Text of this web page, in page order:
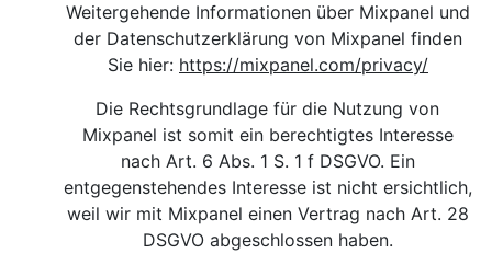
Weitergehende Informationen über Mixpanel und
der Datenschutzerklärung von Mixpanel finden
Sie hier: https://mixpanel.com/privacy/
Die Rechtsgrundlage für die Nutzung von
Mixpanel ist somit ein berechtigtes Interesse
nach Art. 6 Abs. 1 S. 1 f DSGVO. Ein
entgegenstehendes Interesse ist nicht ersichtlich,
weil wir mit Mixpanel einen Vertrag nach Art. 28
DSGVO abgeschlossen haben.